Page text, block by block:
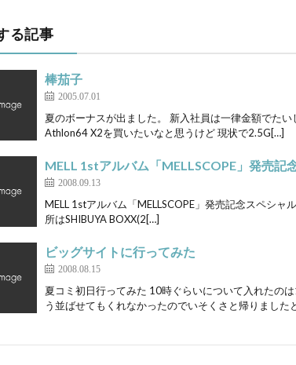
る記事
棒茄子
2005.07.01
夏のボーナスが出ました。 新入社員は一律金額でた
Athlon64 X2を買いたいなと思うけど 現状で2.5G[…]
MELL 1stアルバム「MELLSCOPE」発売記
2008.09.13
MELL 1stアルバム「MELLSCOPE」発売記念スペシャ
所はSHIBUYA BOXX(2[…]
ビッグサイトに行ってみた
2008.08.15
夏コミ初日行ってみた 10時ぐらいについて入れたの
う並ばせてもくれなかったのでいそくさと帰りました